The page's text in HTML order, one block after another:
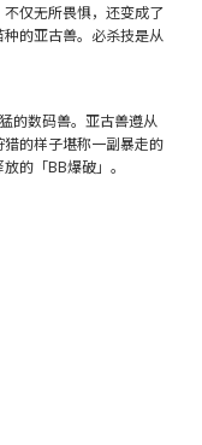
不仅无所畏惧，还变成了
的亚古兽。必杀技是从
的数码兽。亚古兽遵从
的样子堪称一副暴走的
的「BB爆破」。